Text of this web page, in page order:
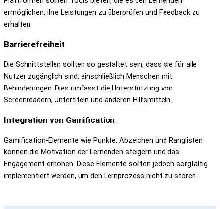
ermöglichen, ihre Leistungen zu überprüfen und Feedback zu
erhalten.
Barrierefreiheit
Die Schnittstellen sollten so gestaltet sein, dass sie für alle
Nutzer zugänglich sind, einschließlich Menschen mit
Behinderungen. Dies umfasst die Unterstützung von
Screenreadern, Untertiteln und anderen Hilfsmitteln.
Integration von Gamification
Gamification-Elemente wie Punkte, Abzeichen und Ranglisten
können die Motivation der Lernenden steigern und das
Engagement erhöhen. Diese Elemente sollten jedoch sorgfältig
implementiert werden, um den Lernprozess nicht zu stören.